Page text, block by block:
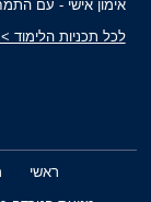
אימון אישי - עם
לכל תכניות הלימוד
ראשי